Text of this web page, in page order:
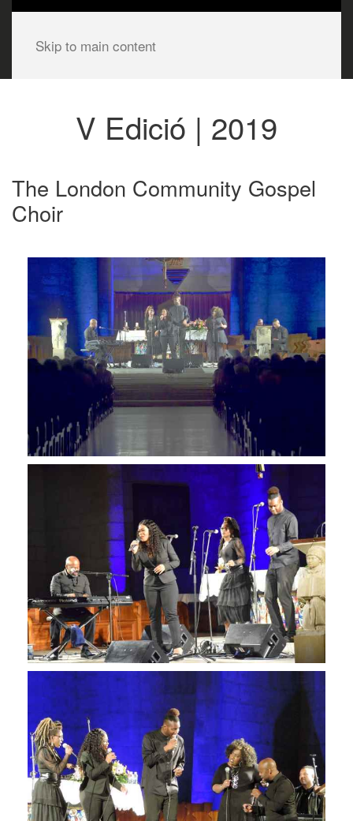
Skip to main content
V Edició | 2019
The London Community Gospel
Choir